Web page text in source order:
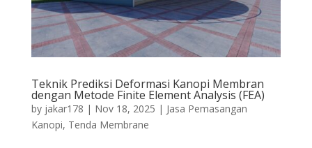
Teknik Prediksi Deformasi Kanopi Membran
dengan Metode Finite Element Analysis (FEA)
by jakar178 | Nov 18, 2025 | Jasa Pemasangan
Kanopi, Tenda Membrane